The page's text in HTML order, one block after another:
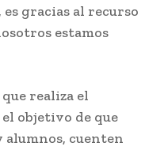
gracias al recurso
estamos
realiza el
objetivo de que
alumnos, cuenten